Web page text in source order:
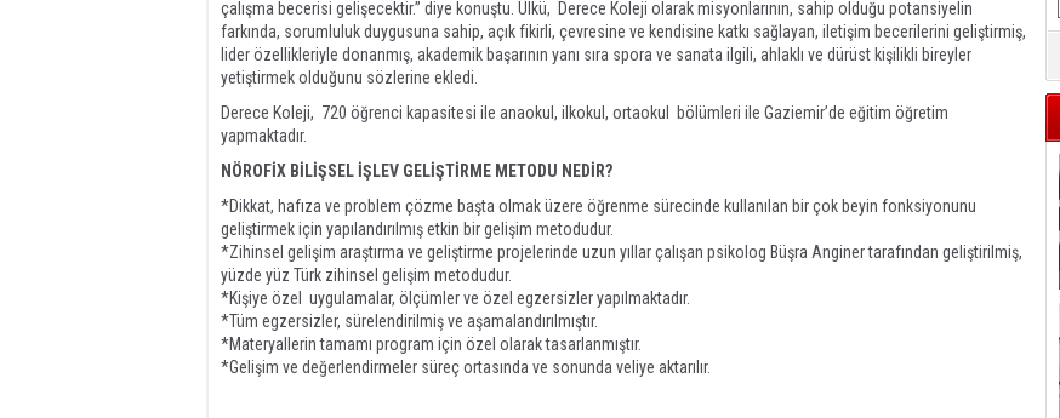
çalışma becerisi gelişecektir.” diye konuştu. Ülkü, Derece Koleji olarak misyonlarının, sahip olduğu potansiyelin
farkında, sorumluluk duygusuna sahip, açık fikirli, çevresine ve kendisine katkı sağlayan, iletişim becerilerini geliştirmiş,
lider özellikleriyle donanmış, akademik başarının yanı sıra spora ve sanata ilgili, ahlaklı ve dürüst kişilikli bireyler
yetiştirmek olduğunu sözlerine ekledi.
Derece Koleji, 720 öğrenci kapasitesi ile anaokul, ilkokul, ortaokul bölümleri ile Gaziemir’de eğitim öğretim
yapmaktadır.
NÖROFİX BİLİŞSEL İŞLEV GELİŞTİRME METODU NEDİR?
*Dikkat, hafıza ve problem çözme başta olmak üzere öğrenme sürecinde kullanılan bir çok beyin fonksiyonunu
geliştirmek için yapılandırılmış etkin bir gelişim metodudur.
*Zihinsel gelişim araştırma ve geliştirme projelerinde uzun yıllar çalışan psikolog Büşra Anginer tarafından geliştirilmiş,
yüzde yüz Türk zihinsel gelişim metodudur.
*Kişiye özel uygulamalar, ölçümler ve özel egzersizler yapılmaktadır.
*Tüm egzersizler, sürelendirilmiş ve aşamalandırılmıştır.
*Materyallerin tamamı program için özel olarak tasarlanmıştır.
*Gelişim ve değerlendirmeler süreç ortasında ve sonunda veliye aktarılır.